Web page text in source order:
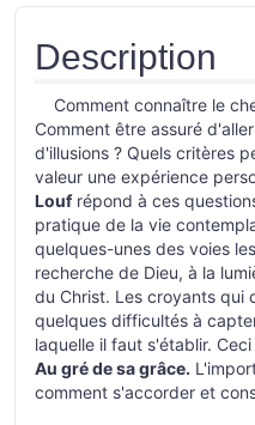
Description
Comment connaître le
Comment être assuré
d'illusions ? Quels critères
valeur une expérience
Loufrépond à ces
pratique de la vie
quelques-unes des voies
recherche de Dieu, à la
du Christ. Les croyants qui
quelques difficultés à
laquelle il faut s'établir.
Au gré de sa grâce.
comment s'accorder et